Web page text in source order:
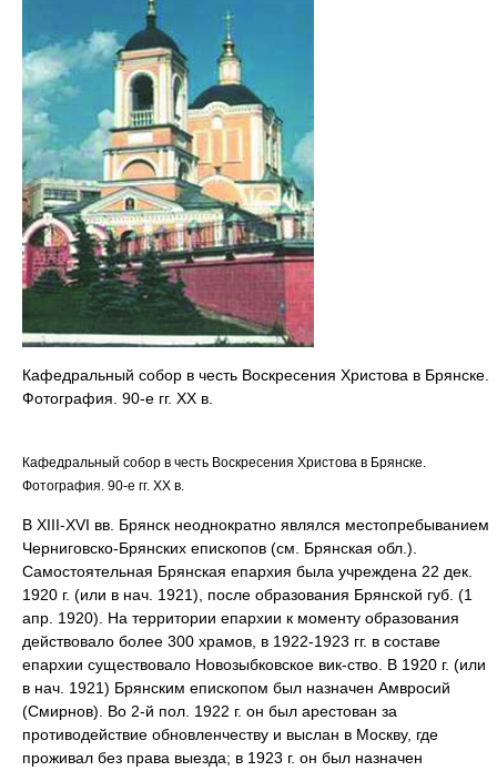
Кафедральный собор в честь Воскресения Христова в Брянске.
Фотография. 90-е гг. ХХ в.
Кафедральный собор в честь Воскресения Христова в Брянске.
Фотография. 90-е гг. ХХ в.
В XIII-XVI вв. Брянск неоднократно являлся местопребыванием
Черниговско-Брянских епископов (см. Брянская обл.).
Самостоятельная Брянская епархия была учреждена 22 дек.
1920 г. (или в нач. 1921), после образования Брянской губ. (1
апр. 1920). На территории епархии к моменту образования
действовало более 300 храмов, в 1922-1923 гг. в составе
епархии существовало Новозыбковское вик-ство. В 1920 г. (или
в нач. 1921) Брянским епископом был назначен Амвросий
(Смирнов). Во 2-й пол. 1922 г. он был арестован за
противодействие обновленчеству и выслан в Москву, где
проживал без права выезда; в 1923 г. он был назначен